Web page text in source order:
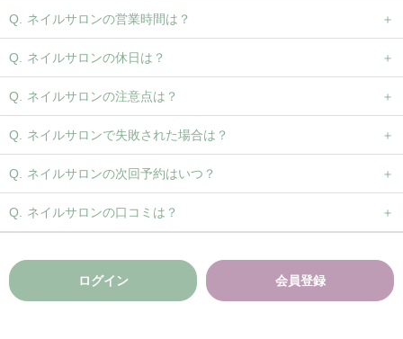
ネイルサロンの営業時間は？
ネイルサロンの休日は？
ネイルサロンの注意点は？
ネイルサロンで失敗された場合は？
ネイルサロンの次回予約はいつ？
ネイルサロンの口コミは？
ログイン 会員登録